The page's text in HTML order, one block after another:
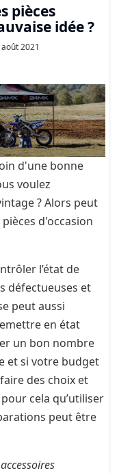
pièces
idée ?
2021
d'une bonne
voulez
? Alors peut
d'occasion
l’état de
défectueuses et
peut aussi
en état
un bon nombre
et si votre budget
des choix et
cela qu’utiliser
peut être